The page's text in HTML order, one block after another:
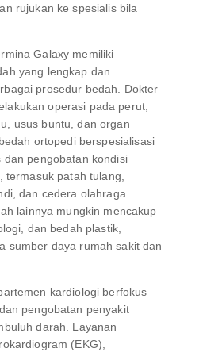
rujukan ke spesialis bila
Galaxy memiliki
yang lengkap dan
prosedur bedah. Dokter
operasi pada perut,
usus buntu, dan organ
ortopedi berspesialisasi
dan pengobatan kondisi
termasuk patah tulang,
dan cedera olahraga.
lainnya mungkin mencakup
dan bedah plastik,
sumber daya rumah sakit dan
kardiologi berfokus
pengobatan penyakit
darah. Layanan
(EKG),